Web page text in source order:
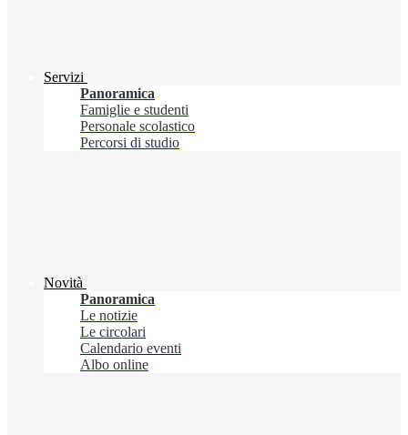
Servizi
Panoramica
Famiglie e studenti
Personale scolastico
Percorsi di studio
Novità
Panoramica
Le notizie
Le circolari
Calendario eventi
Albo online